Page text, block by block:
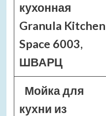
кухонная
Granula Kitchen
Space 6003,
ШВАРЦ
Мойка для
кухни из